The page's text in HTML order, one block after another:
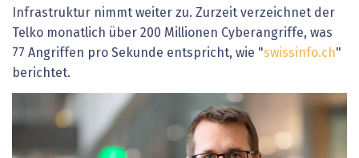
Infrastruktur nimmt weiter zu. Zurzeit verzeichnet der
Telko monatlich über 200 Millionen Cyberangriffe, was
77 Angriffen pro Sekunde entspricht, wie "swissinfo.ch"
berichtet.